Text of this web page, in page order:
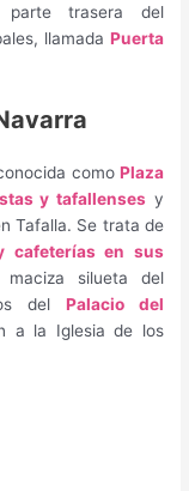
trasera del
llamada Puerta
como Plaza
y tafallenses y
Tafalla. Se trata de
cafeterías en sus
silueta del
delPalacio del
a la Iglesia de los